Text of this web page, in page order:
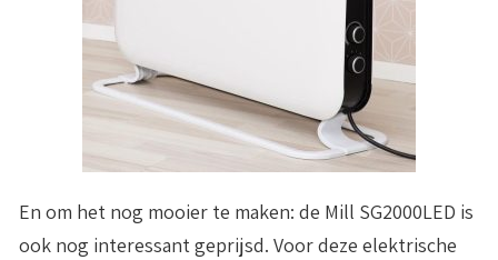
En om het nog mooier te maken: de Mill SG2000LED is
ook nog interessant geprijsd. Voor deze elektrische